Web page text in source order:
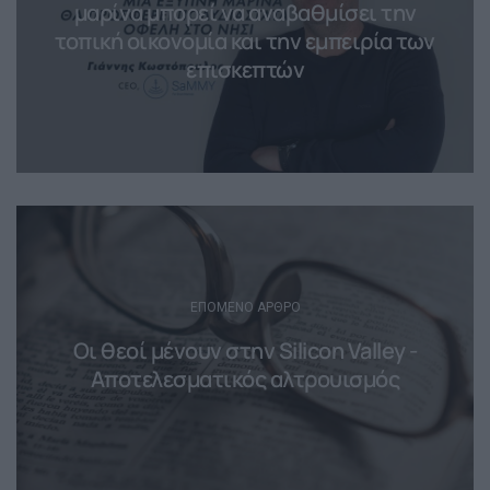
μαρίνα μπορεί να αναβαθμίσει την
τοπική οικονομία και την εμπειρία των
επισκεπτών
ΕΠΌΜΕΝΟ ΆΡΘΡΟ
Οι θεοί μένουν στην Silicon Valley -
Αποτελεσματικός αλτρουισμός